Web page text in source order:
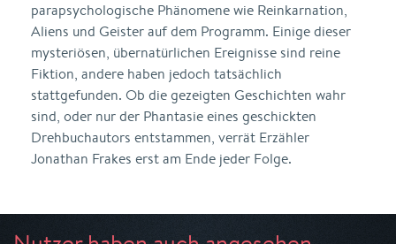
parapsychologische Phänomene wie Reinkarnation,
Aliens und Geister auf dem Programm. Einige dieser
mysteriösen, übernatürlichen Ereignisse sind reine
Fiktion, andere haben jedoch tatsächlich
stattgefunden. Ob die gezeigten Geschichten wahr
sind, oder nur der Phantasie eines geschickten
Drehbuchautors entstammen, verrät Erzähler
Jonathan Frakes erst am Ende jeder Folge.